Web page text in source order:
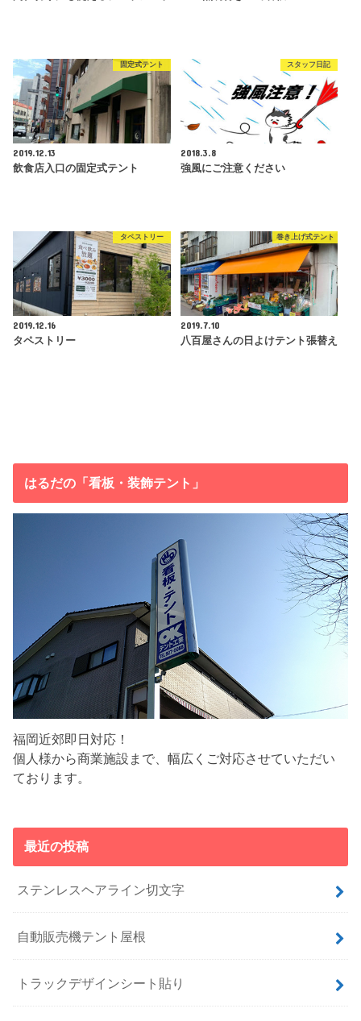
固定式テント
2019.12.13
飲食店入口の固定式テント
スタッフ日記
2018.3.8
強風にご注意ください
タペストリー
2019.12.16
タペストリー
巻き上げ式テント
2019.7.10
八百屋さんの日よけテント張替え
はるだの「看板・装飾テント」
福岡近郊即日対応！
個人様から商業施設まで、幅広くご対応させていただい
ております。
最近の投稿
ステンレスヘアライン切文字
自動販売機テント屋根
トラックデザインシート貼り